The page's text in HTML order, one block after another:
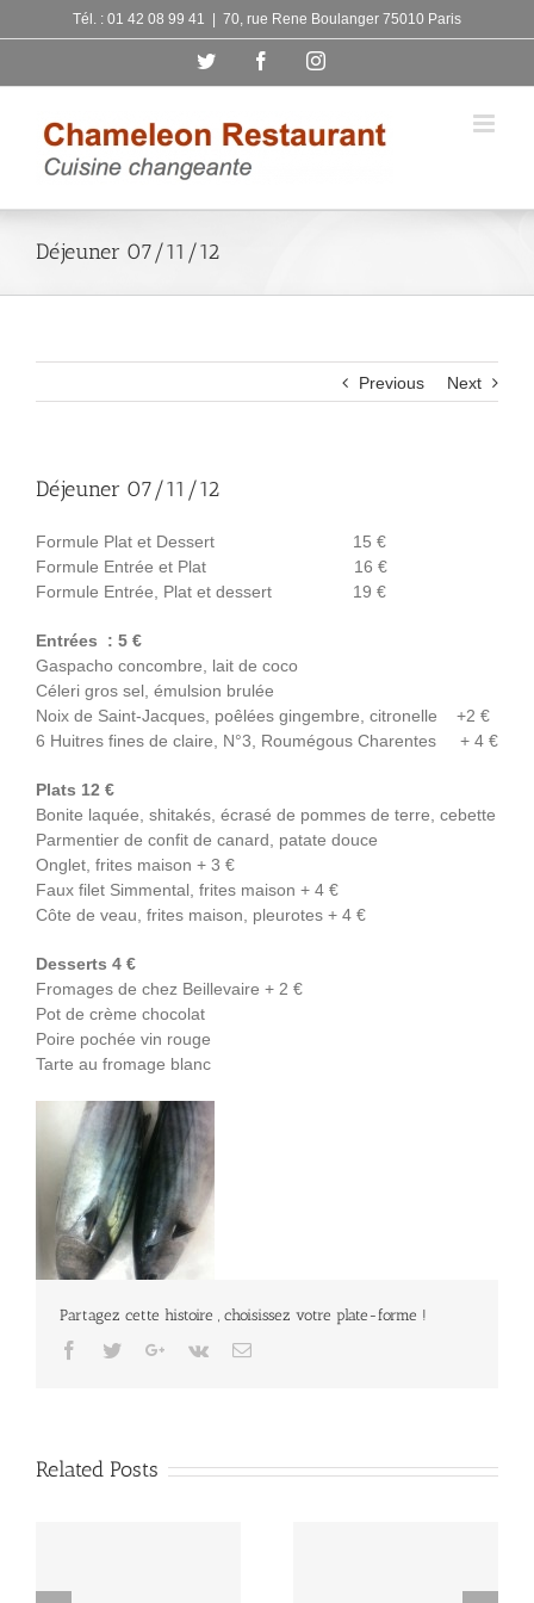
to
Tél. : 01 42 08 99 41 70, rue Rene Boulanger 75010 Paris
Twitter FacebookInstagram
Déjeuner 07/11/12
Previous Next
Déjeuner 07/11/12
Formule Plat et Dessert 15 €
Formule Entrée et Plat 16 €
Formule Entrée, Plat et dessert 19 €
Entrées : 5 €
Gaspacho concombre, lait de coco
Céleri gros sel, émulsion brulée
Noix de Saint-Jacques, poêlées gingembre, citronelle +2 €
6 Huitres fines de claire, N°3, Roumégous Charentes + 4 €
Plats 12 €
Bonite laquée, shitakés, écrasé de pommes de terre, cebette
Parmentier de confit de canard, patate douce
Onglet, frites maison + 3 €
Faux filet Simmental, frites maison + 4 €
Côte de veau, frites maison, pleurotes + 4 €
Desserts 4 €
Fromages de chez Beillevaire + 2 €
Pot de crème chocolat
Poire pochée vin rouge
Tarte au fromage blanc
Partagez cette histoire , choisissez votre plate-forme !
Facebook
TwitterGoogle+
Vk Email
Related Posts